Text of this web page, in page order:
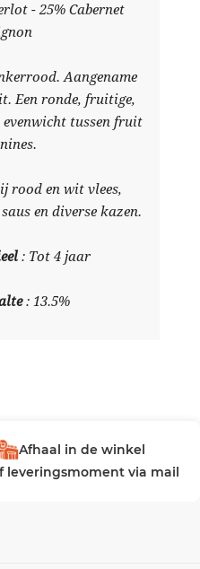
- 25% Cabernet
Aangename
Een ronde, fruitige,
evenwicht tussen fruit
rood en wit vlees,
en diverse kazen.
: Tot 4 jaar
: 13.5%
Afhaal in de winkel
leveringsmoment via mail